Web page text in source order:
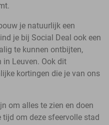
je natuurlijk een
je bij Social Deal ook een
te kunnen ontbijten,
in Leuven. Ook dit
kortingen die je van ons
om alles te zien en doen
tijd om deze sfeervolle stad